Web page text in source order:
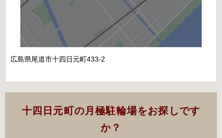
広島県尾道市十四日元町433-2
十四日元町の月極駐輪場をお探しです
か？